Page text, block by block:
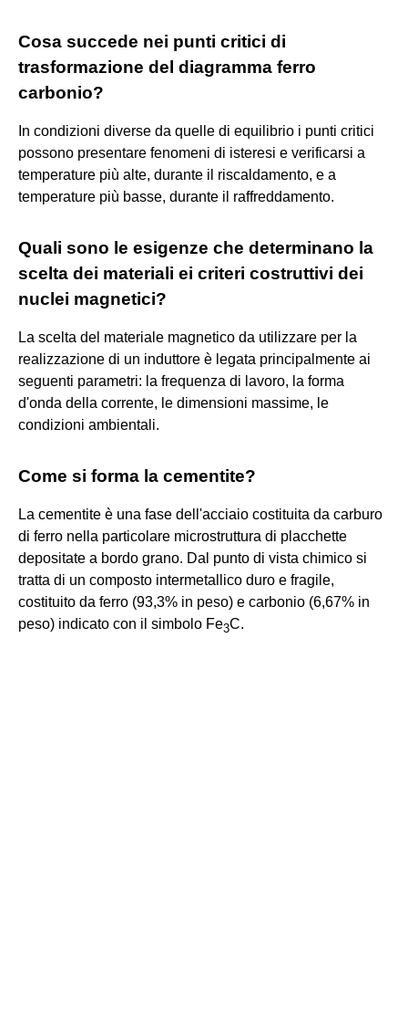
Cosa succede nei punti critici di
trasformazione del diagramma ferro
carbonio?
In condizioni diverse da quelle di equilibrio i punti critici
possono presentare fenomeni di isteresi e verificarsi a
temperature più alte, durante il riscaldamento, e a
temperature più basse, durante il raffreddamento.
Quali sono le esigenze che determinano la
scelta dei materiali ei criteri costruttivi dei
nuclei magnetici?
La scelta del materiale magnetico da utilizzare per la
realizzazione di un induttore è legata principalmente ai
seguenti parametri: la frequenza di lavoro, la forma
d'onda della corrente, le dimensioni massime, le
condizioni ambientali.
Come si forma la cementite?
La cementite è una fase dell'acciaio costituita da carburo
di ferro nella particolare microstruttura di placchette
depositate a bordo grano. Dal punto di vista chimico si
tratta di un composto intermetallico duro e fragile,
costituito da ferro (93,3% in peso) e carbonio (6,67% in
peso) indicato con il simbolo Fe3C.